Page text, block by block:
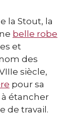
la Stout, la
belle robe
et
des
siècle,
pour sa
étancher
de travail.